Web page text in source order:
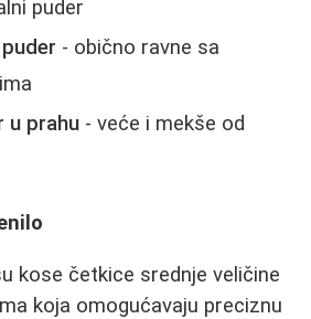
puder
- obično ravne sa
u prahu - veće i mekše od
kose četkice srednje veličine
koja omogućavaju preciznu